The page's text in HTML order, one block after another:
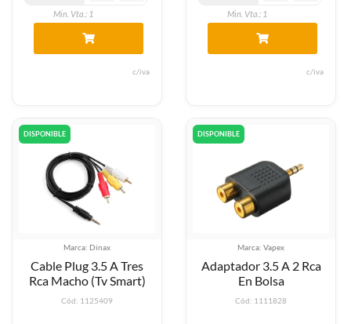
Min. Vta.: 1
c/iva
Min. Vta.: 1
c/iva
DISPONIBLE
Marca: Dinax
Cable Plug 3.5 A Tres
Rca Macho (Tv Smart)
Cód: 1125409
DISPONIBLE
Marca: Vapex
Adaptador 3.5 A 2 Rca
En Bolsa
Cód: 1111828